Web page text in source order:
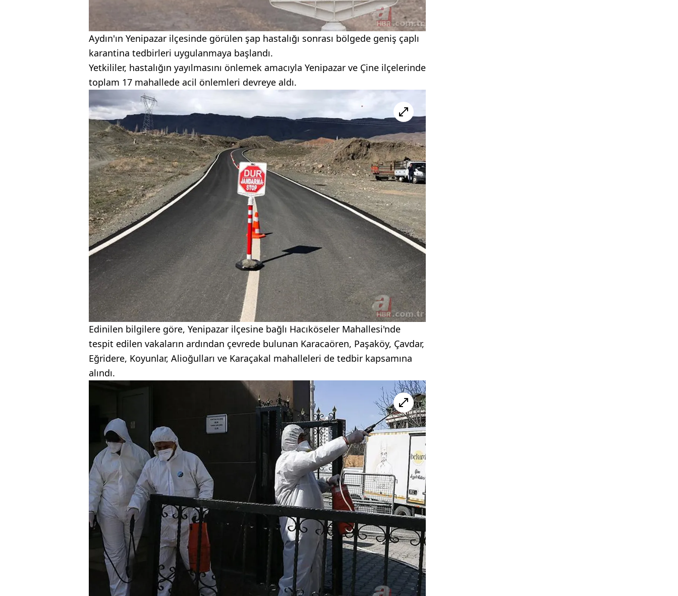
Aydın'ın Yenipazar ilçesinde görülen şap hastalığı sonrası bölgede geniş çaplı
karantina tedbirleri uygulanmaya başlandı.
Yetkililer, hastalığın yayılmasını önlemek amacıyla Yenipazar ve Çine ilçelerinde
toplam 17 mahallede acil önlemleri devreye aldı.
Edinilen bilgilere göre, Yenipazar ilçesine bağlı Hacıköseler Mahallesi'nde
tespit edilen vakaların ardından çevrede bulunan Karacaören, Paşaköy, Çavdar,
Eğridere, Koyunlar, Alioğulları ve Karaçakal mahalleleri de tedbir kapsamına
alındı.